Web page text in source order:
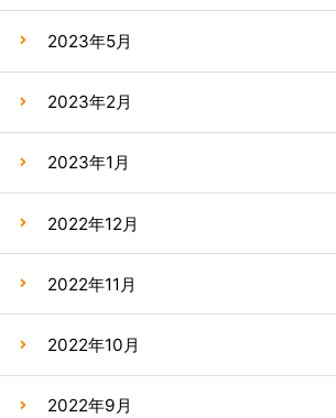
2023年5月
2023年2月
2023年1月
2022年12月
2022年11月
2022年10月
2022年9月